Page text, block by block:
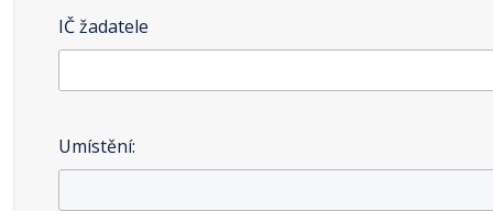
IČ žadatele
Umístění: